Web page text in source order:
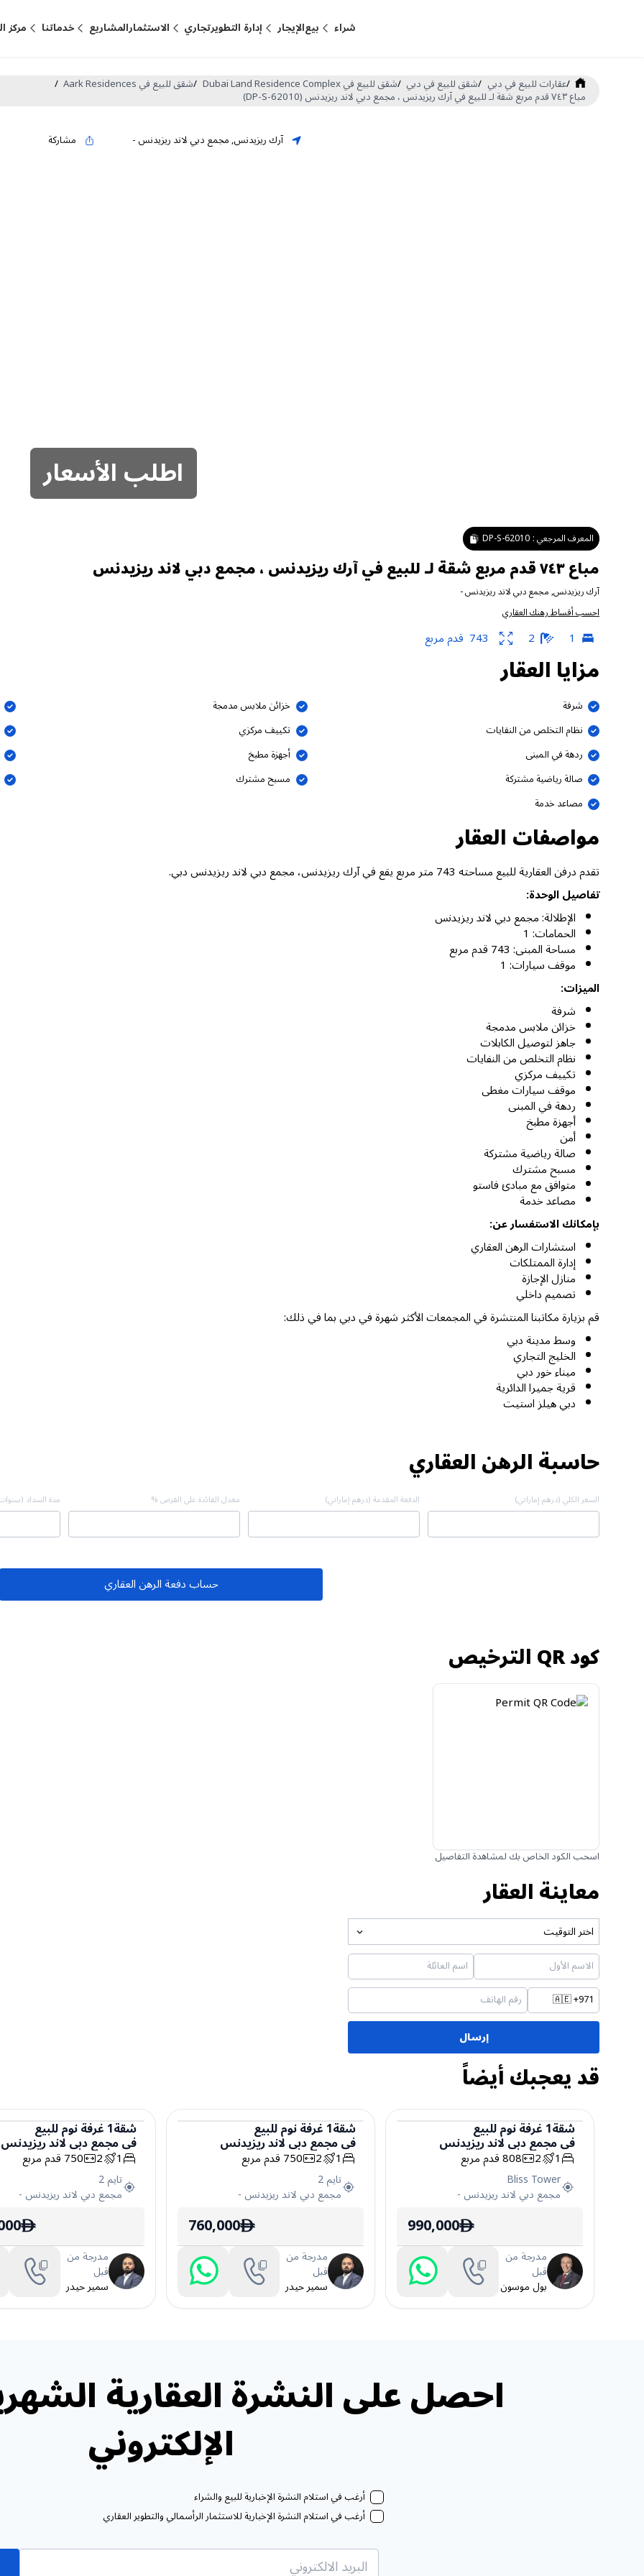
شراء بيعالإيجار إدارة التطويرتجاري الاستثمارالمشاريع خدماتنا مركز
/عقارات للبيع في دبي /شقق للبيع في دبي /شقق للبيع في Dubai Land Residence Complex /شقق للبيع في Aark Residences /
مباع ٧٤٣ قدم مربع شقة لـ للبيع في آرك ريزيدنس ، مجمع دبي لاند ريزيدنس (DP-S-62010)
آرك ريزيدنس,مجمع دبي لاند ريزيدنس- مشاركة
اطلب الأسعار
المعرف المرجعي : DP-S-62010
مباع ٧٤٣ قدم مربع شقة لـ للبيع في آرك ريزيدنس ، مجمع دبي لاند ريزيدنس
آرك ريزيدنس,مجمع دبي لاند ريزيدنس-
احسب أقساط رهنك العقاري
1
2
743 قدم مربع
مزايا العقار
شرفة
خزائن ملابس مدمجة
نظام التخلص من النفايات
تكييف مركزي
ردهة في المبنى
أجهزة مطبخ
صالة رياضية مشتركة
مسبح مشترك
مصاعد خدمة
مواصفات العقار
تقدم درفن العقارية للبيع مساحته 743 متر مربع يقع في آرك ريزيدنس، مجمع دبي لاند ريزيدنس دبي.
تفاصيل الوحدة:
الإطلالة: مجمع دبي لاند ريزيدنس
الحمامات: 1
مساحة المبنى: 743 قدم مربع
موقف سيارات: 1
الميزات:
شرفة
خزائن ملابس مدمجة
جاهز لتوصيل الكابلات
نظام التخلص من النفايات
تكييف مركزي
موقف سيارات مغطى
ردهة في المبنى
أجهزة مطبخ
أمن
صالة رياضية مشتركة
مسبح مشترك
متوافق مع مبادئ فاستو
مصاعد خدمة
بإمكانك الاستفسار عن:
استشارات الرهن العقاري
إدارة الممتلكات
منازل الإجازة
تصميم داخلي
قم بزيارة مكاتبنا المنتشرة في المجمعات الأكثر شهرة في دبي بما في ذلك:
وسط مدينة دبي
الخليج التجاري
ميناء خور دبي
قرية جميرا الدائرية
دبي هيلز استيت
حاسبة الرهن العقاري
السعر الكلي (درهم إماراتي) الدفعة المقدمة (درهم إماراتي) معدل الفائدة على القرض % مدة السداد
حساب دفعة الرهن العقاري
كود QR الترخيص
اسحب الكود الخاص بك لمشاهدة التفاصيل
معاينة العقار
اختر التوقيت
🇦🇪+971
إرسال
قد يعجبك أيضاً
شقة
شقة1غرفة نومللبيع
فيمجمع دبي لاند ريزيدنس
1
2
808قدم مربع
Bliss Tower
مجمع دبي لاند ريزيدنس -
ê
990,000
مدرجة من
قبل
بول موسون
شقة
شقة1غرفة نومللبيع
فيمجمع دبي لاند ريزيدنس
1
2
750قدم مربع
تايم 2
مجمع دبي لاند ريزيدنس -
ê
760,000
مدرجة من
قبل
سمير حيدر
شقة
شقة1غرفة نومللبيع
فيمجمع دبي لاند ريزيدنس
1
2
750قدم مربع
تايم 2
مجمع دبي لاند ريزيدنس -
ê
مدرجة من
قبل
سمير حيدر
احصل على النشرة العقارية
الإلكتروني
أرغب في استلام النشرة الإخبارية للبيع والشراء
أرغب في استلام النشرة الإخبارية للاستثمار الرأسمالي والتطوير العقاري